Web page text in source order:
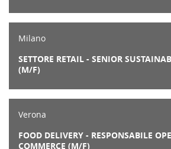
Milano
SETTORE RETAIL - SENIOR
(M/F)
Verona
FOOD DELIVERY - RESPONSABILE
COMMERCE (M/F)